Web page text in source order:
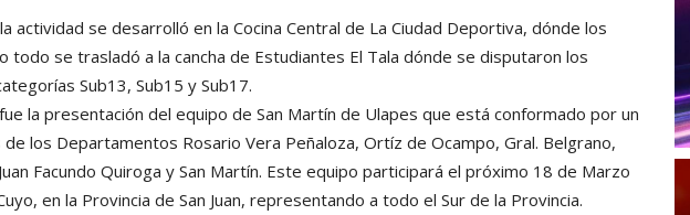
actividad se desarrolló en la Cocina Central de La Ciudad Deportiva, dónde los
todo se trasladó a la cancha de Estudiantes El Tala dónde se disputaron los
Sub13, Sub15 y Sub17.
la presentación del equipo de San Martín de Ulapes que está conformado por un
los Departamentos Rosario Vera Peñaloza, Ortíz de Ocampo, Gral. Belgrano,
Facundo Quiroga y San Martín. Este equipo participará el próximo 18 de Marzo
en la Provincia de San Juan, representando a todo el Sur de la Provincia.